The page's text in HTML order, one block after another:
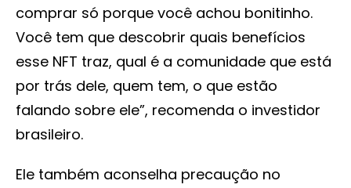
comprar só porque você achou bonitinho.
Você tem que descobrir quais benefícios
esse NFT traz, qual é a comunidade que está
por trás dele, quem tem, o que estão
falando sobre ele”, recomenda o investidor
brasileiro.
Ele também aconselha precaução no